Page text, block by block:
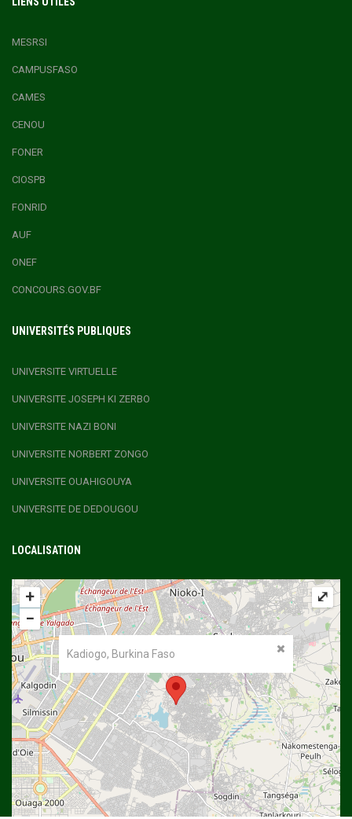
MESRSI
CAMPUSFASO
CAMES
CENOU
FONER
CIOSPB
FONRID
AUF
ONEF
CONCOURS.GOV.BF
UNIVERSITÉS PUBLIQUES
UNIVERSITE VIRTUELLE
UNIVERSITE JOSEPH KI ZERBO
UNIVERSITE NAZI BONI
UNIVERSITE NORBERT ZONGO
UNIVERSITE OUAHIGOUYA
UNIVERSITE DE DEDOUGOU
LOCALISATION
Kadiogo, Burkina Faso
+
−
⤢